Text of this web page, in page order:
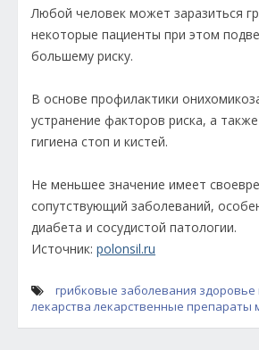
Любой человек может заразиться
некоторые пациенты при этом
большему риску.
В основе профилактики
устранение факторов риска, а
гигиена стоп и кистей.
Не меньшее значение имеет
сопутствующий заболеваний,
диабета и сосудистой патологии.
Источник: polonsil.ru
грибковые заболевания
лекарства лекарственные препараты